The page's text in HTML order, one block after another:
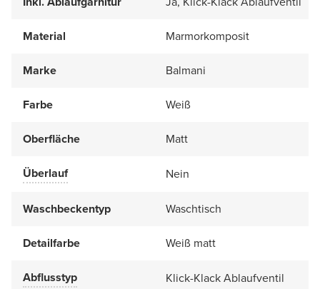
Material Marmorkomposit
Marke Balmani
Farbe Weiß
Oberfläche Matt
Überlauf Nein
Waschbeckentyp Waschtisch
Detailfarbe Weiß matt
Abflusstyp Klick-Klack Ablaufventil